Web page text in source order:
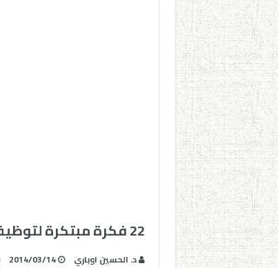
22 فكرة مبتكرة لتوظيف تطبيقات جوجل في التعليم
د. الحسين اوباري 2014/03/14